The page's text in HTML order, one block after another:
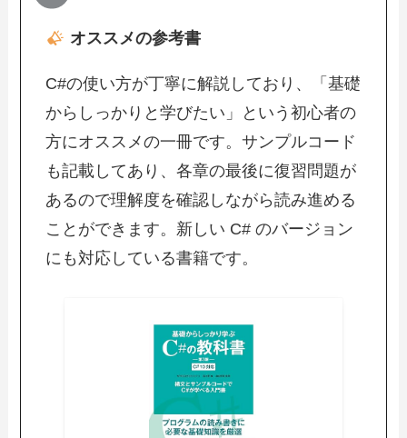
オススメの参考書
C#の使い方が丁寧に解説しており、「基礎
からしっかりと学びたい」という初心者の
方にオススメの一冊です。サンプルコード
も記載してあり、各章の最後に復習問題が
あるので理解度を確認しながら読み進める
ことができます。新しい C# のバージョン
にも対応している書籍です。